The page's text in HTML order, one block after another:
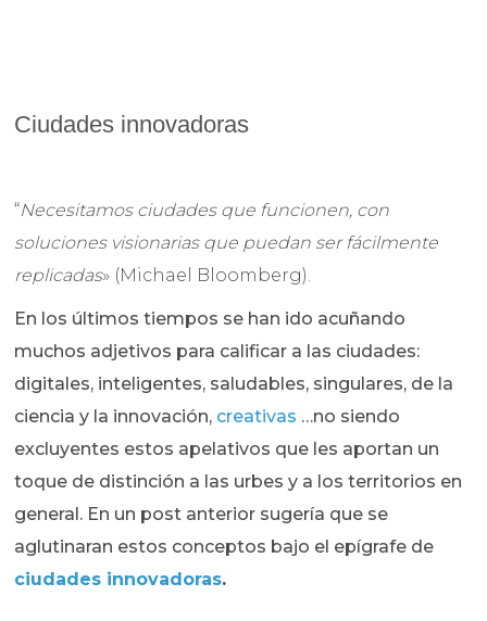
Ciudades innovadoras
“Necesitamos ciudades que funcionen, con
soluciones visionarias que puedan ser fácilmente
replicadas» (Michael Bloomberg).
En los últimos tiempos se han ido acuñando
muchos adjetivos para calificar a las ciudades:
digitales, inteligentes, saludables, singulares, de la
ciencia y la innovación, creativas …no siendo
excluyentes estos apelativos que les aportan un
toque de distinción a las urbes y a los territorios en
general. En un post anterior sugería que se
aglutinaran estos conceptos bajo el epígrafe de
ciudades innovadoras.